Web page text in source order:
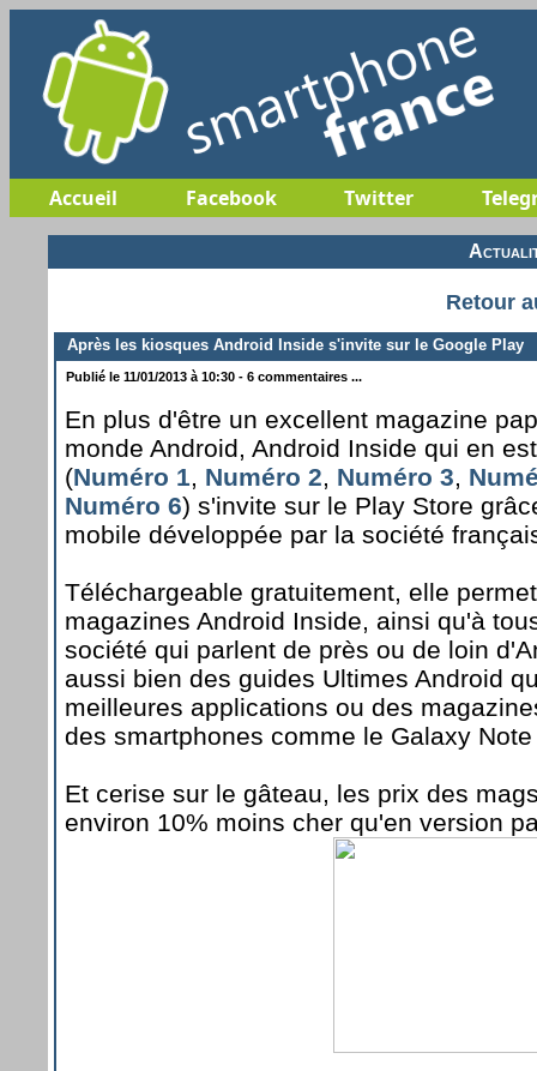
Accueil Facebook Twitter
Retour
Après les kiosques Android Inside s'invite sur le Google Play
Publié le 11/01/2013 à 10:30 - 6 commentaires ...
En plus d'être un excellent magazine
monde Android, Android Inside qui en
(Numéro 1, Numéro 2, Numéro 3,
Numéro 6) s'invite sur le Play Store
mobile développée par la société
Téléchargeable gratuitement, elle
magazines Android Inside, ainsi qu'à
société qui parlent de près ou de loin
aussi bien des guides Ultimes Android
meilleures applications ou des
des smartphones comme le Galaxy
Et cerise sur le gâteau, les prix des
environ 10% moins cher qu'en version